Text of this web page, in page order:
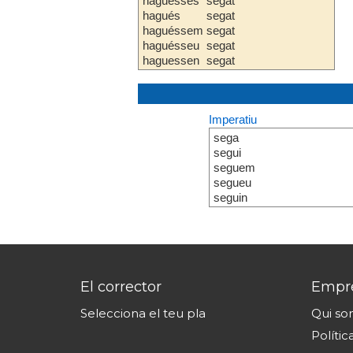
hagués
haguéssem
haguésseu
haguessen
segat
segat
segat
segat
Imperatiu
sega
segui
seguem
segueu
seguin
El corrector
Selecciona el teu pla
Qui